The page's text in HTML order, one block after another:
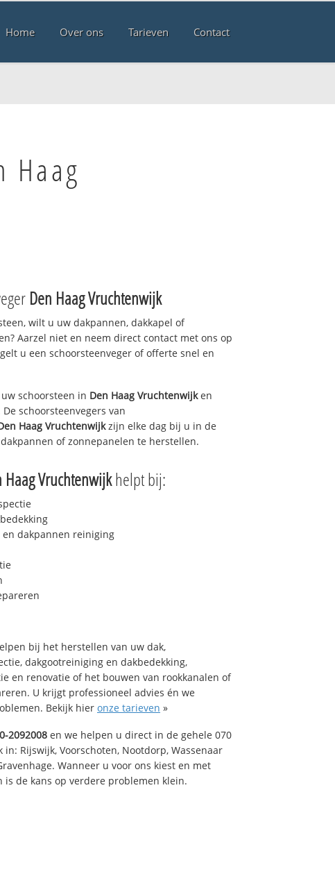
Home Over ons Tarieven Contact
Haag
Den Haag Vruchtenwijk
wilt u uw dakpannen, dakkapel of
Aarzel niet en neem direct contact met ons op
u een schoorsteenveger of offerte snel en
schoorsteen in Den Haag Vruchtenwijken
schoorsteenvegers van
Haag Vruchtenwijkzijn elke dag bij u in de
of zonnepanelen te herstellen.
Haag Vruchtenwijkhelpt bij:
en dakpannen reiniging
bij het herstellen van uw dak,
dakgootreiniging en dakbedekking,
en renovatie of het bouwen van rookkanalen of
U krijgt professioneel advies én we
Bekijk hier onze tarieven »
2092008 en we helpen u direct in de gehele 070
in: Rijswijk, Voorschoten, Nootdorp, Wassenaar
Wanneer u voor ons kiest en met
is de kans op verdere problemen klein.